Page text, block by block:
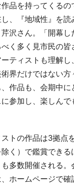
品を持ってくるの
、『地域性』を読
沢さん。「開幕し
く多く見市民の
ティストも理解
界だけではない方
作品も、会期中に
参加し、楽しんで
トの作品は3拠点
く）で鑑賞できる
多数開催される。
、ホームページで